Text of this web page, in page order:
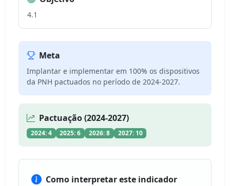
4.1
Meta
Implantar e implementar em 100% os dispositivos
da PNH pactuados no período de 2024-2027.
Pactuação (2024-2027)
2024: 4 2025: 6 2026: 8 2027: 10
Como interpretar este indicador